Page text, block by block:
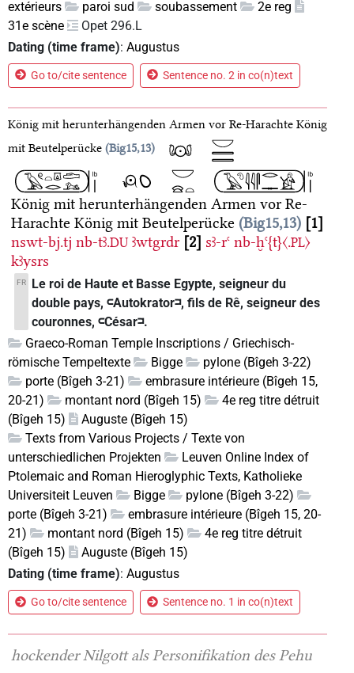
extérieurs
paroi sud soubassement
2e reg
31e scène
Opet 296.L
Dating (time frame): Augustus
Go to/cite sentence Sentence no. 2 in co(n)text
König mit herunterhängenden Armen vor Re-Harachte König
mit Beutelperücke Big15,13
König mit herunterhängenden Armen vor Re-
Harachte König mit Beutelperücke Big15,13
1
nswt-bj.tj nb-tꜣ.DU ꜣwtgrdr 2 sꜣ-rꜥ nb-ḫꜥ{t}〈.PL〉
kꜣysrs
FR
Le roi de Haute et Basse Egypte, seigneur du
double pays, 𓍹Autokrator𓍺, fils de Rê, seigneur des
couronnes, 𓍹César𓍺.
Graeco-Roman Temple Inscriptions / Griechisch-
römische Tempeltexte
Bigge
pylone (Bîgeh 3-22)
porte (Bîgeh 3-21)
embrasure intérieure (Bîgeh 15,
20-21)
montant nord (Bîgeh 15)
4e reg titre détruit
(Bîgeh 15)
Auguste (Bîgeh 15)
Texts from Various Projects / Texte von
unterschiedlichen Projekten
Leuven Online Index of
Ptolemaic and Roman Hieroglyphic Texts, Katholieke
Universiteit Leuven
Bigge
pylone (Bîgeh 3-22)
porte (Bîgeh 3-21)
embrasure intérieure (Bîgeh 15, 20-
21)
montant nord (Bîgeh 15)
4e reg titre détruit
(Bîgeh 15)
Auguste (Bîgeh 15)
Dating (time frame): Augustus
Go to/cite sentence Sentence no. 1 in co(n)text
hockender Nilgott als Personifikation des Pehu